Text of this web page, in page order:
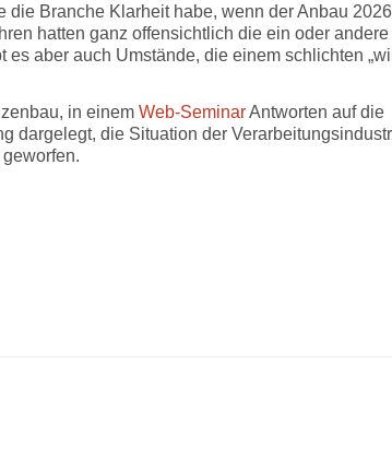
Branche Klarheit habe, wenn der Anbau 2026
hatten ganz offensichtlich die ein oder andere
aber auch Umstände, die einem schlichten
in einem Web-SeminarAntworten auf die
dargelegt, die Situation der